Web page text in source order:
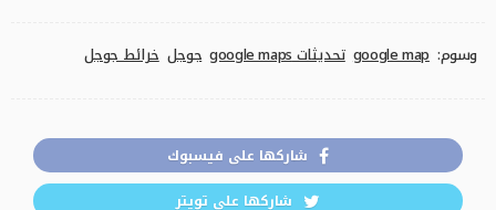
وسوم: google map تحديثات google maps جوجل خرائط جوجل
شاركها على فيسبوك
شاركها على تويتر